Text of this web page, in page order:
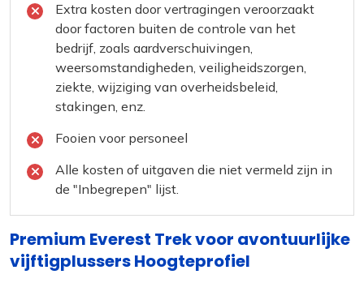
Extra kosten door vertragingen veroorzaakt
door factoren buiten de controle van het
bedrijf, zoals aardverschuivingen,
weersomstandigheden, veiligheidszorgen,
ziekte, wijziging van overheidsbeleid,
stakingen, enz.
Fooien voor personeel
Alle kosten of uitgaven die niet vermeld zijn in
de "Inbegrepen" lijst.
Premium Everest Trek voor avontuurlijke
vijftigplussers Hoogteprofiel